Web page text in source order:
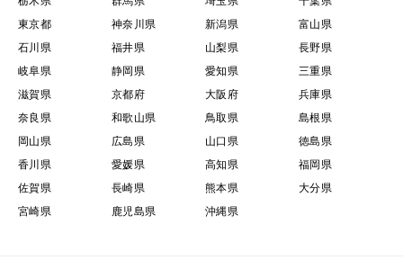
東京都
神奈川県 新潟県
富山県
石川県
福井県 山梨県
長野県
岐阜県
静岡県 愛知県
三重県
滋賀県
京都府 大阪府
兵庫県
奈良県
和歌山県 鳥取県
島根県
岡山県
広島県 山口県
徳島県
香川県
愛媛県 高知県
福岡県
佐賀県
長崎県 熊本県
大分県
宮崎県
鹿児島県 沖縄県